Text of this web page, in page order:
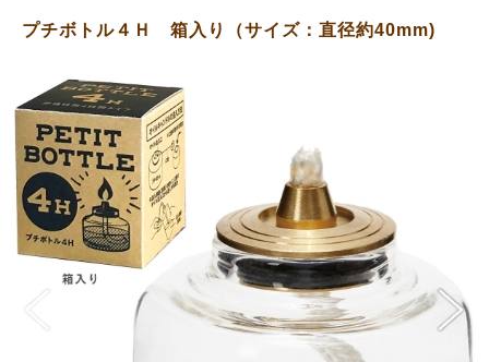
プチボトル４Ｈ 箱入り（サイズ：直径約40mm)